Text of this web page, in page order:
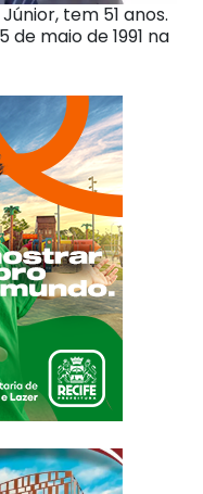
tem 51 anos.
maio de 1991 na